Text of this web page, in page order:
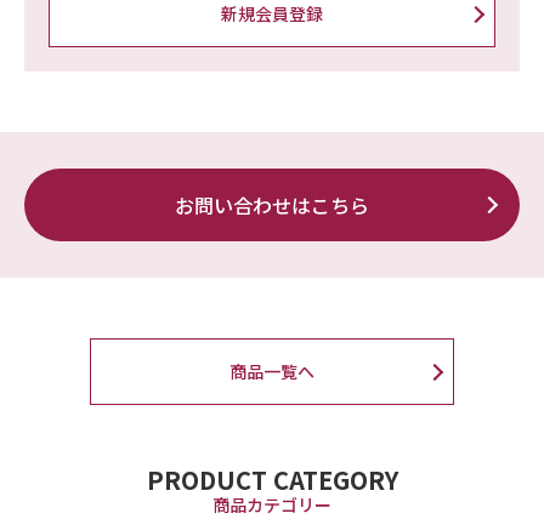
新規会員登録
お問い合わせはこちら
商品一覧へ
PRODUCT CATEGORY
商品カテゴリー